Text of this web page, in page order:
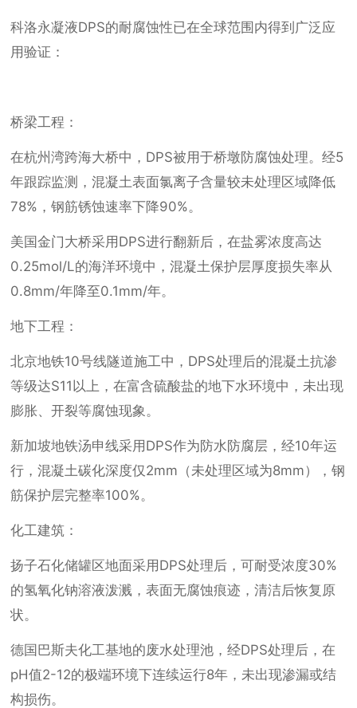
科洛永凝液DPS的耐腐蚀性已在全球范围内得到广泛应
用验证：
桥梁工程：
在杭州湾跨海大桥中，DPS被用于桥墩防腐蚀处理。经5
年跟踪监测，混凝土表面氯离子含量较未处理区域降低
78%，钢筋锈蚀速率下降90%。
美国金门大桥采用DPS进行翻新后，在盐雾浓度高达
0.25mol/L的海洋环境中，混凝土保护层厚度损失率从
0.8mm/年降至0.1mm/年。
地下工程：
北京地铁10号线隧道施工中，DPS处理后的混凝土抗渗
等级达S11以上，在富含硫酸盐的地下水环境中，未出现
膨胀、开裂等腐蚀现象。
新加坡地铁汤申线采用DPS作为防水防腐层，经10年运
行，混凝土碳化深度仅2mm（未处理区域为8mm），钢
筋保护层完整率100%。
化工建筑：
扬子石化储罐区地面采用DPS处理后，可耐受浓度30%
的氢氧化钠溶液泼溅，表面无腐蚀痕迹，清洁后恢复原
状。
德国巴斯夫化工基地的废水处理池，经DPS处理后，在
pH值2-12的极端环境下连续运行8年，未出现渗漏或结
构损伤。